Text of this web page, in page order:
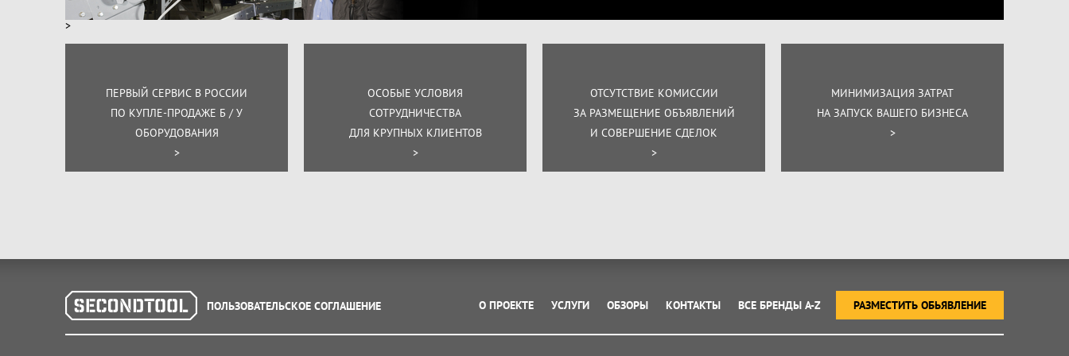
>
ПЕРВЫЙ СЕРВИС В РОССИИ
ПО КУПЛЕ-ПРОДАЖЕ Б / У
ОБОРУДОВАНИЯ
>
ОСОБЫЕ УСЛОВИЯ
СОТРУДНИЧЕСТВА
ДЛЯ КРУПНЫХ КЛИЕНТОВ
>
ОТСУТСТВИЕ КОМИССИИ
ЗА РАЗМЕЩЕНИЕ ОБЪЯВЛЕНИЙ
И СОВЕРШЕНИЕ СДЕЛОК
>
МИНИМИЗАЦИЯ ЗАТРАТ
НА ЗАПУСК ВАШЕГО БИЗНЕСА
>
ПОЛЬЗОВАТЕЛЬСКОЕ СОГЛАШЕНИЕ РАЗМЕСТИТЬ ОБЬЯВЛЕНИЕ
О ПРОЕКТЕ УСЛУГИ ОБЗОРЫ КОНТАКТЫ ВСЕ БРЕНДЫ A-Z